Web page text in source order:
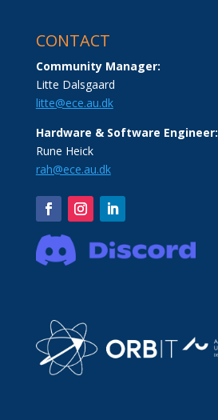
CONTACT
Community Manager:
Litte Dalsgaard
litte@ece.au.dk
Hardware & Software Engineer:
Rune Heick
rah@ece.au.dk